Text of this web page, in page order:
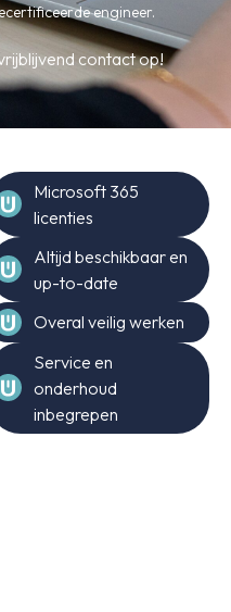
engineer.
contact op!
Microsoft 365
licenties
Altijd beschikbaar en
up-to-date
Overal veilig werken
Service en
onderhoud
inbegrepen